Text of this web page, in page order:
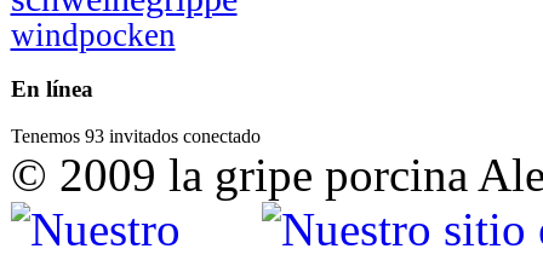
windpocken
En línea
Tenemos 93 invitados conectado
© 2009 la gripe porcina